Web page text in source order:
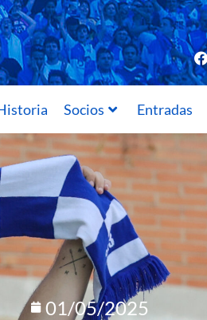
Socios Entradas
01/05/2025